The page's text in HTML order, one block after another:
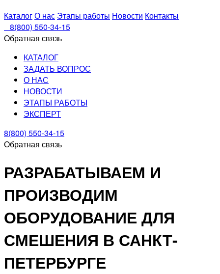
КаталогО нас Этапы работы Новости Контакты
8(800) 550-34-15
Обратная связь
КАТАЛОГ
ЗАДАТЬ ВОПРОС
О НАС
НОВОСТИ
ЭТАПЫ РАБОТЫ
ЭКСПЕРТ
8(800) 550-34-15
Обратная связь
РАЗРАБАТЫВАЕМ И
ПРОИЗВОДИМ
ОБОРУДОВАНИЕ ДЛЯ
СМЕШЕНИЯ В САНКТ-
ПЕТЕРБУРГЕ